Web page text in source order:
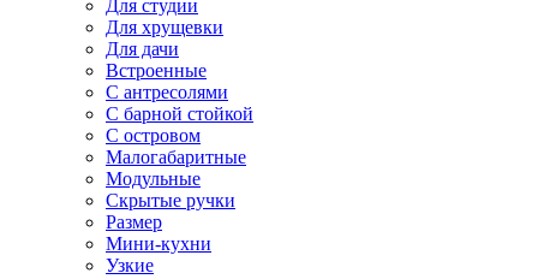
Для студии
Для хрущевки
Для дачи
Встроенные
С антресолями
С барной стойкой
С островом
Малогабаритные
Модульные
Скрытые ручки
Размер
Мини-кухни
Узкие